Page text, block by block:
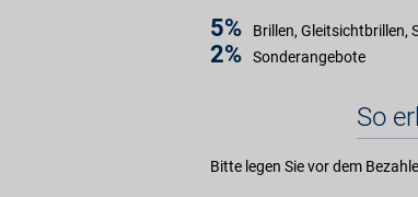
5% Brillen, Gleitsichtbrillen,
2% Sonderangebote
So
Bitte legen Sie vor dem